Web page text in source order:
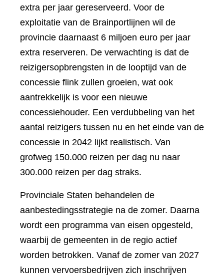
extra per jaar gereserveerd. Voor de
exploitatie van de Brainportlijnen wil de
provincie daarnaast 6 miljoen euro per jaar
extra reserveren. De verwachting is dat de
reizigersopbrengsten in de looptijd van de
concessie flink zullen groeien, wat ook
aantrekkelijk is voor een nieuwe
concessiehouder. Een verdubbeling van het
aantal reizigers tussen nu en het einde van de
concessie in 2042 lijkt realistisch. Van
grofweg 150.000 reizen per dag nu naar
300.000 reizen per dag straks.
Provinciale Staten behandelen de
aanbestedingsstrategie na de zomer. Daarna
wordt een programma van eisen opgesteld,
waarbij de gemeenten in de regio actief
worden betrokken. Vanaf de zomer van 2027
kunnen vervoersbedrijven zich inschrijven